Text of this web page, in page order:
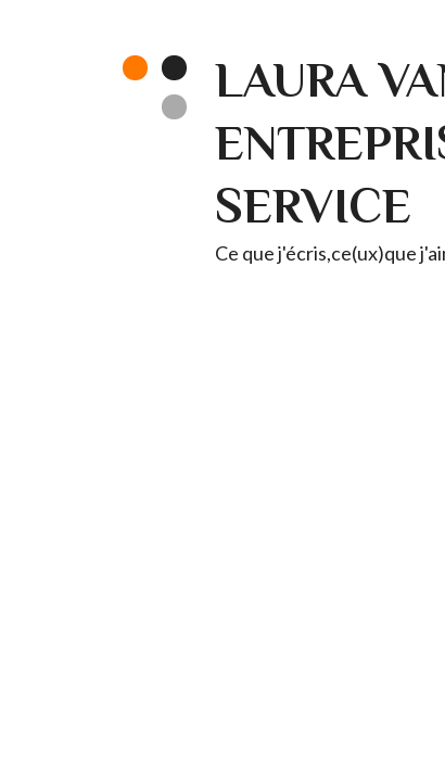
LAURA
SERVICE
Ce que j'écris,ce(ux)que